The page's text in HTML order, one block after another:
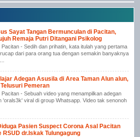
Sayat Tangan Bermunculan di Pacitan,
Remaja Putri Ditangani Psikolog
- Sedih dan prihatin, kata itulah yang pertama
dari para orang tua dengan semakin banyaknya
Adegan Asusila di Area Taman Alun alun,
Pemeran
- Sebuah video yang menampilkan adegan
'orals3k' viral di group Whatsapp. Video tak senonoh
Pasien Suspect Corona Asal Pacitan
RSUD dr.Iskak Tulungagung